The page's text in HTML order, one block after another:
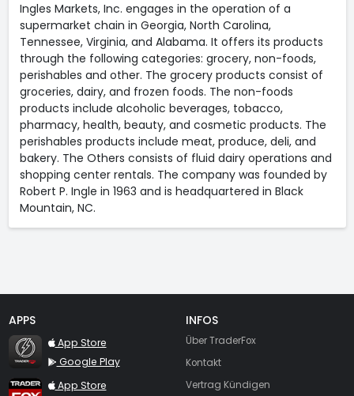
Ingles Markets, Inc. engages in the operation of a
supermarket chain in Georgia, North Carolina,
Tennessee, Virginia, and Alabama. It offers its products
through the following categories: grocery, non-foods,
perishables and other. The grocery products consist of
groceries, dairy, and frozen foods. The non-foods
products include alcoholic beverages, tobacco,
pharmacy, health, beauty, and cosmetic products. The
perishables products include meat, produce, deli, and
bakery. The Others consists of fluid dairy operations and
shopping center rentals. The company was founded by
Robert P. Ingle in 1963 and is headquartered in Black
Mountain, NC.
APPS
TraderFox Flash
App Store
Google Play
TraderFox App
App Store
INFOS
Über TraderFox
Kontakt
Vertrag Kündigen